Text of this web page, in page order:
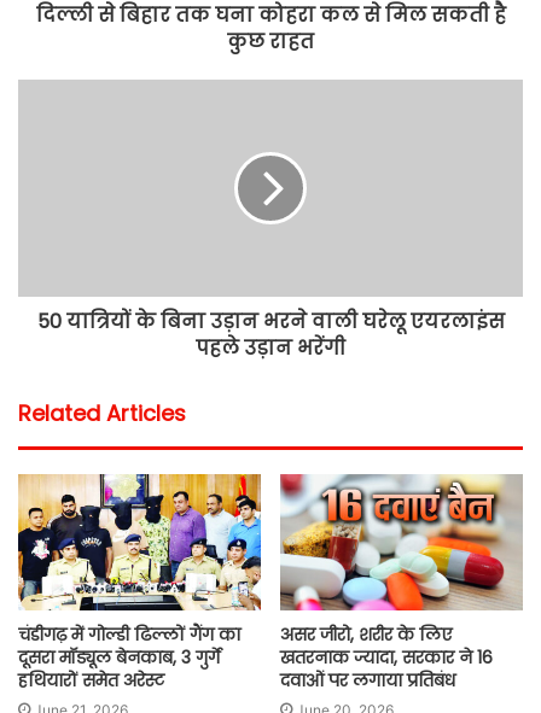
दिल्ली से बिहार तक घना कोहरा कल से मिल सकती है
कुछ राहत
50 यात्रियों के बिना उड़ान भरने वाली घरेलू एयरलाइंस
पहले उड़ान भरेंगी
Related Articles
चंडीगढ़ में गोल्डी ढिल्लों गैंग का
दूसरा मॉड्यूल बेनकाब, 3 गुर्गे
हथियारों समेत अरेस्ट
असर जीरो, शरीर के लिए
खतरनाक ज्यादा, सरकार ने 16
दवाओं पर लगाया प्रतिबंध